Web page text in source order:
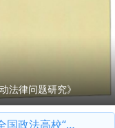
法律问题研究》
族共同体意识与新时代边疆治理学术研讨会